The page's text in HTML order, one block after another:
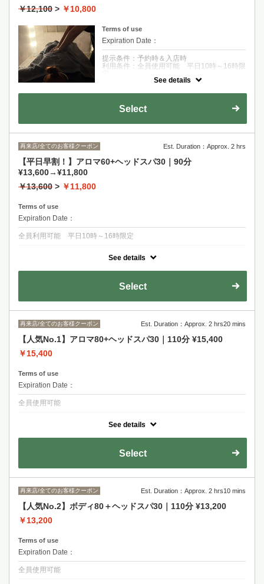
￥12,100 > ￥10,800
Terms of use
Expiration Date：
提示条件：予約時＆入店時
利用条件：全員使用可能 平日10時～16時限
気に回復！夕方の予定前にリフレッシュタイ
See details
Select
再来店/全てのお客様クーポン Est. Duration：Approx. 2 hrs
【平日早割！】アロマ60+ヘッドスパ30｜90分
¥13,600→¥11,800
￥13,600 > ￥11,800
Terms of use
Expiration Date：
全員利用可能 平日10時～16時限定
フレッシュタイムを♪通常メニューよりお得です♪
See details
Select
再来店/全てのお客様クーポン Est. Duration：Approx. 2 hrs20 mins
【人気No.1】アロマ80+ヘッドスパ30｜110分 ¥15,400
￥15,400
Terms of use
Expiration Date：
全員使用可能
ルボディトリートメント80分）。全身を癒して深い眠りに導きます。ハ
See details
Select
再来店/全てのお客様クーポン Est. Duration：Approx. 2 hrs10 mins
【人気No.2】ボディ80＋ヘッドスパ30｜110分 ¥13,200
￥13,200
Terms of use
Expiration Date：
全員使用可能